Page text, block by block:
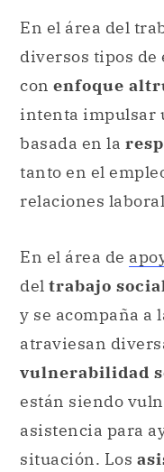
En el área del
diversos tipos de
con enfoque
intenta impulsar
basada en la
tanto en el
relaciones
En el área de
del trabajo
y se acompaña a
atraviesan
vulnerabilidad
están siendo
asistencia para
situación. Los